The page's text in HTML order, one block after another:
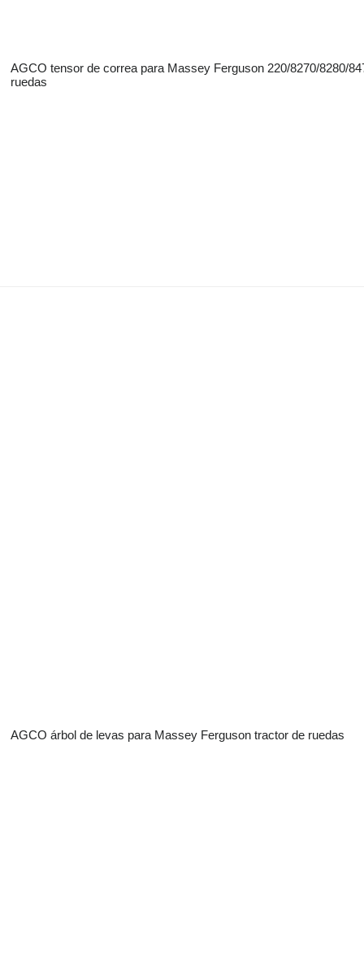
AGCO tensor de correa para Massey Ferguson 220/8270/8280/
ruedas
AGCO árbol de levas para Massey Ferguson tractor de ruedas